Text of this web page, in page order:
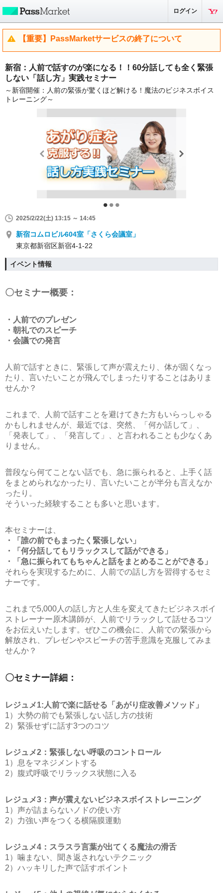
ログイン
【重要】PassMarketサービスの終了について
新宿：人前で話すのが楽になる！！60分話しても全く緊張
しない「話し方」実践セミナー
～新宿開催：人前の緊張が驚くほど解ける！魔法のビジネスボイス
トレーニング～
2025/2/22(土) 13:15 ～ 14:45
新宿コムロビル604室「さくら会議室」
東京都新宿区新宿4-1-22
イベント情報
〇セミナー概要：
・人前でのプレゼン
・朝礼でのスピーチ
・会議での発言
人前で話すときに、緊張して声が震えたり、体が固くなっ
たり、言いたいことが飛んでしまったりすることはありま
せんか？
これまで、人前で話すことを避けてきた方もいらっしゃる
かもしれませんが、最近では、突然、「何か話して」、
「発表して」、「発言して」、と言われることも少なくあ
りません。
普段なら何てことない話でも、急に振られると、上手く話
をまとめられなかったり、言いたいことが半分も言えなか
ったり。
そういった経験することも多いと思います。
本セミナーは、
・「誰の前でもまったく緊張しない」
・「何分話してもリラックスして話ができる」
・「急に振られてもちゃんと話をまとめることができる」
それらを実現するために、人前での話し方を習得するセミ
ナーです。
これまで5,000人の話し方と人生を変えてきたビジネスボイ
ストレーナー原木講師が、人前でリラックして話せるコツ
をお伝えいたします。ぜひこの機会に、人前での緊張から
解放され、プレゼンやスピーチの苦手意識を克服してみま
せんか？
〇セミナー詳細：
レジュメ1:人前で楽に話せる「あがり症改善メソッド」
1）大勢の前でも緊張しない話し方の技術
2）緊張せずに話す3つのコツ
レジュメ2：緊張しない呼吸のコントロール
1）息をマネジメントする
2）腹式呼吸でリラックス状態に入る
レジュメ3：声が震えないビジネスボイストレーニング
1）声が詰まらないノドの使い方
2）力強い声をつくる横隔膜運動
レジュメ4：スラスラ言葉が出てくる魔法の滑舌
1）噛まない、聞き返されないテクニック
2）ハッキリした声で話すポイント